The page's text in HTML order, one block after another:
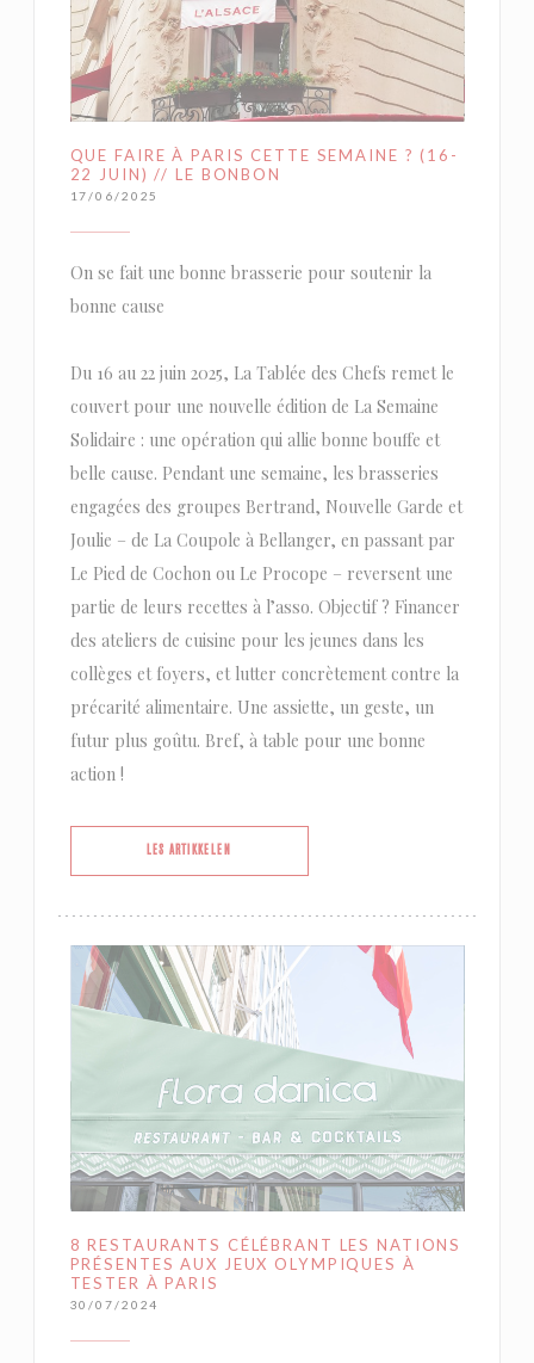
QUE FAIRE À PARIS CETTE SEMAINE ? (16-
22 JUIN) // LE BONBON
17/06/2025
On se fait une bonne brasserie pour soutenir la
bonne cause
Du 16 au 22 juin 2025, La Tablée des Chefs remet le
couvert pour une nouvelle édition de La Semaine
Solidaire : une opération qui allie bonne bouffe et
belle cause. Pendant une semaine, les brasseries
engagées des groupes Bertrand, Nouvelle Garde et
Joulie – de La Coupole à Bellanger, en passant par
Le Pied de Cochon ou Le Procope – reversent une
partie de leurs recettes à l’asso. Objectif ? Financer
des ateliers de cuisine pour les jeunes dans les
collèges et foyers, et lutter concrètement contre la
précarité alimentaire. Une assiette, un geste, un
futur plus goûtu. Bref, à table pour une bonne
action !
LES ARTIKKELEN
8 RESTAURANTS CÉLÉBRANT LES NATIONS
PRÉSENTES AUX JEUX OLYMPIQUES À
TESTER À PARIS
30/07/2024